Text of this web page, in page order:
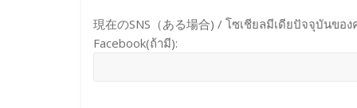
現在のSNS（ある場合) / โซเชียลมีเดียปัจจุบันขอ
Facebook(ถ้ามี):